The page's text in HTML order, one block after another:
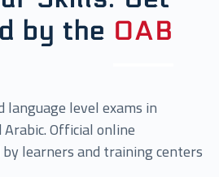
by the OAB
language level exams in
Official online
learners and training centers